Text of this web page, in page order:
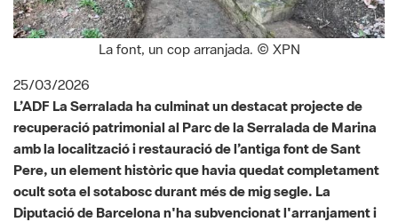
25/03/2026
L’ADF La Serralada ha culminat un destacat projecte de
recuperació patrimonial al Parc de la Serralada de Marina
amb la localització i restauració de l’antiga font de Sant
Pere, un element històric que havia quedat completament
ocult sota el sotabosc durant més de mig segle. La
Diputació de Barcelona n'ha subvencionat l'arranjament i
el Consorci del Parc n’ha senyalitzat l’accés. La seva
història i recuperació han estat incloses com a contingut
destacat al número 25 de la revistaMontecatano,